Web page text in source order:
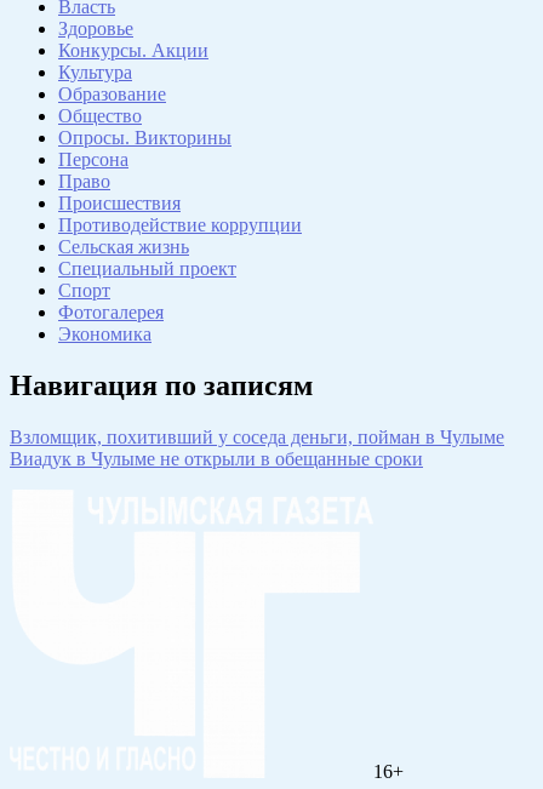
Власть
Здоровье
Конкурсы. Акции
Культура
Образование
Общество
Опросы. Викторины
Персона
Право
Происшествия
Противодействие коррупции
Сельская жизнь
Специальный проект
Спорт
Фотогалерея
Экономика
Навигация по записям
Взломщик, похитивший у соседа деньги, пойман в Чулыме
Виадук в Чулыме не открыли в обещанные сроки
16+